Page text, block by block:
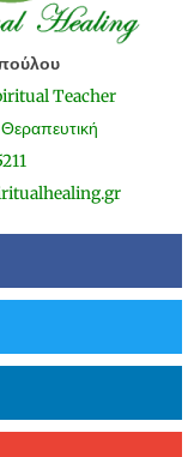
Teacher